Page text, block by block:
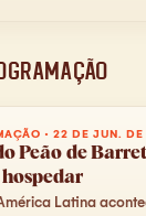
·22 DE JUN. DE
Peão de
hospedar
Latina